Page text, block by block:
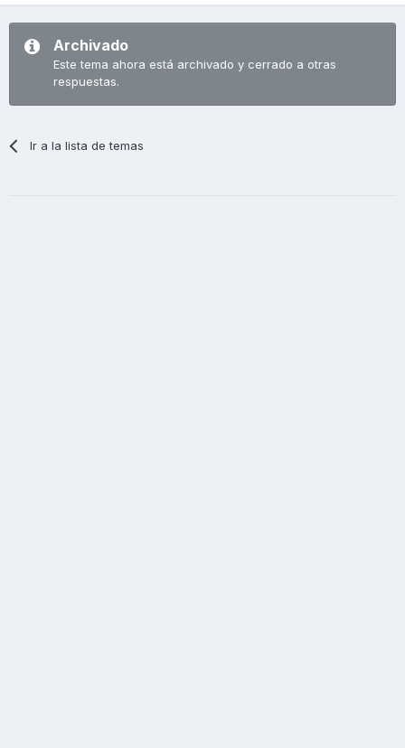
Archivado
Este tema ahora está archivado y cerrado a otras
respuestas.
Ir a la lista de temas